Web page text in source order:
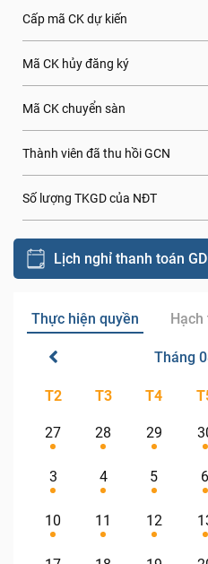
Cấp mã CK dự kiến
Mã CK hủy đăng ký
Mã CK chuyển sàn
Thành viên đã thu hồi GCN
Số lượng TKGD của NĐT
Lịch nghỉ thanh toán
Thực hiện quyền Hạch
Tháng
T2 T3 T4
27 28 29
3 4 5 6
10 11 12